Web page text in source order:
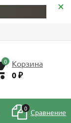
0 Корзина
0₽
0 Сравнение